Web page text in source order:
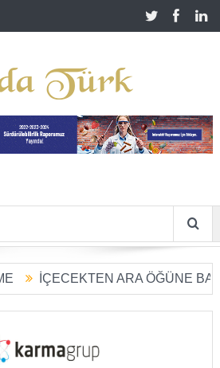
İÇECEKTEN ARA ÖĞÜNE BALIN